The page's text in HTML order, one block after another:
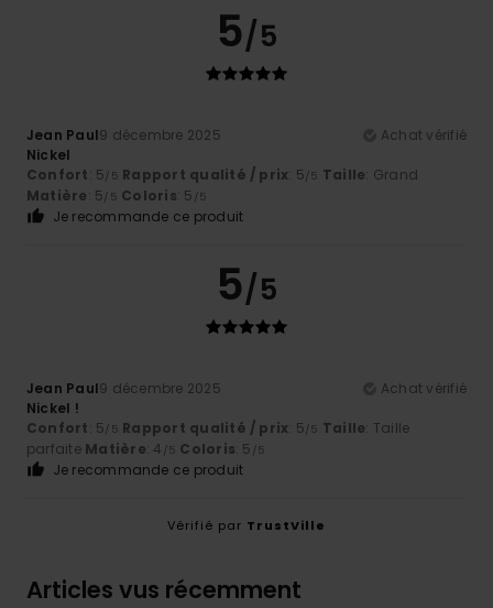
5/5
Jean Paul9 décembre 2025
Achat vérifié
Nickel
Confort: 5/5 Rapport qualité / prix: 5/5 Taille: Grand
Matière: 5/5 Coloris: 5 /5
Je recommande ce produit
5/5
Jean Paul9 décembre 2025
Achat vérifié
Nickel !
Confort: 5/5 Rapport qualité / prix: 5/5 Taille: Taille
parfaite Matière: 4 /5 Coloris: 5 /5
Je recommande ce produit
Vérifié par TrustVille
Articles vus récemment